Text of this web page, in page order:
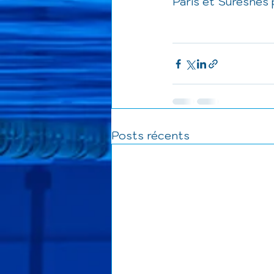
Posts récents